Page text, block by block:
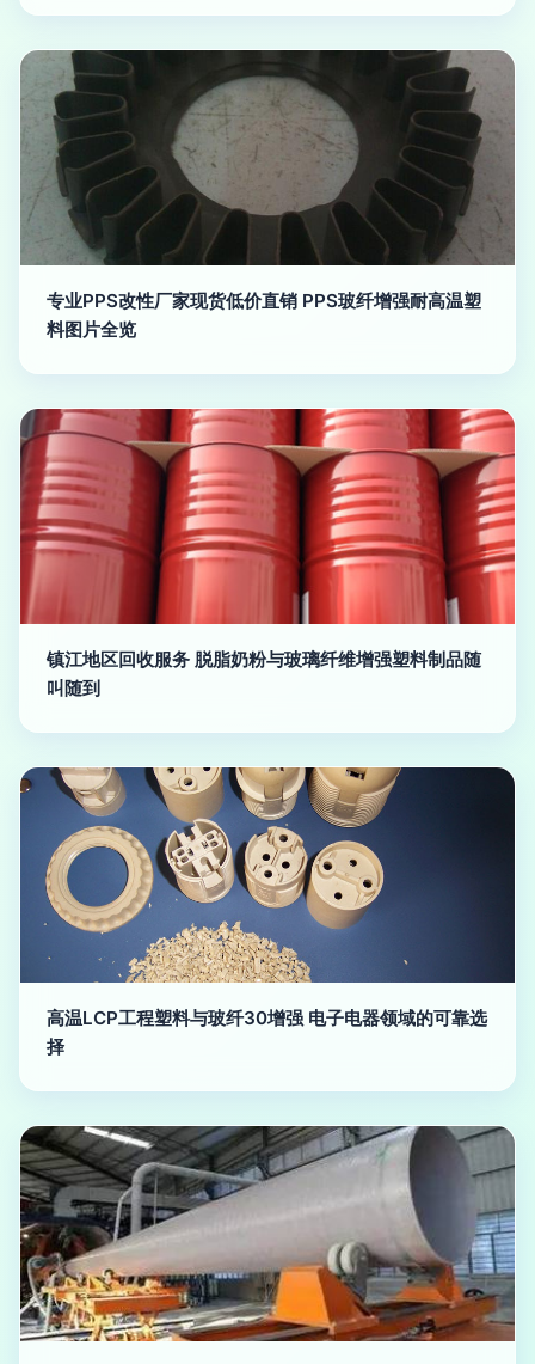
专业PPS改性厂家现货低价直销 PPS玻纤增强耐高温塑
料图片全览
镇江地区回收服务 脱脂奶粉与玻璃纤维增强塑料制品随
叫随到
高温LCP工程塑料与玻纤30增强 电子电器领域的可靠选
择